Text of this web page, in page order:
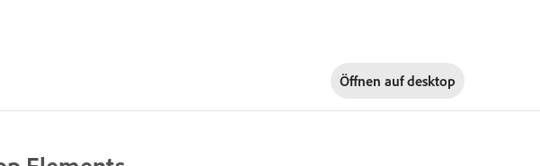
Öffnen aufdesktop